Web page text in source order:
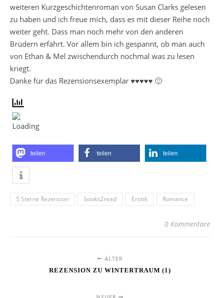
weiteren Kurzgeschichtenroman von Susan Clarks gelesen
zu haben und ich freue mich, dass es mit dieser Reihe noch
weiter geht. Dass man noch mehr von den anderen
Brüdern erfährt. Vor allem bin ich gespannt, ob man auch
von Ethan & Mel zwischendurch nochmal was zu lesen
kriegt.
Danke für das Rezensionsexemplar ♥♥♥♥♥ 🙂
teilen teilen teilen
5 Sterne Rezension books2read Erotik Romance
0 Kommentare
ÄLTER
REZENSION ZU WINTERTRAUM (1)